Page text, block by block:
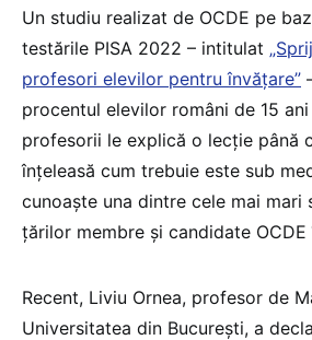
Un studiu realizat de OCDE pe
testările PISA 2022 – intitulat
profesori elevilor pentru învățare”
procentul elevilor români de 15
profesorii le explică o lecție până
înțeleasă cum trebuie este sub
cunoaște una dintre cele mai mari
țărilor membre și candidate
Recent, Liviu Ornea, profesor de
Universitatea din București, a